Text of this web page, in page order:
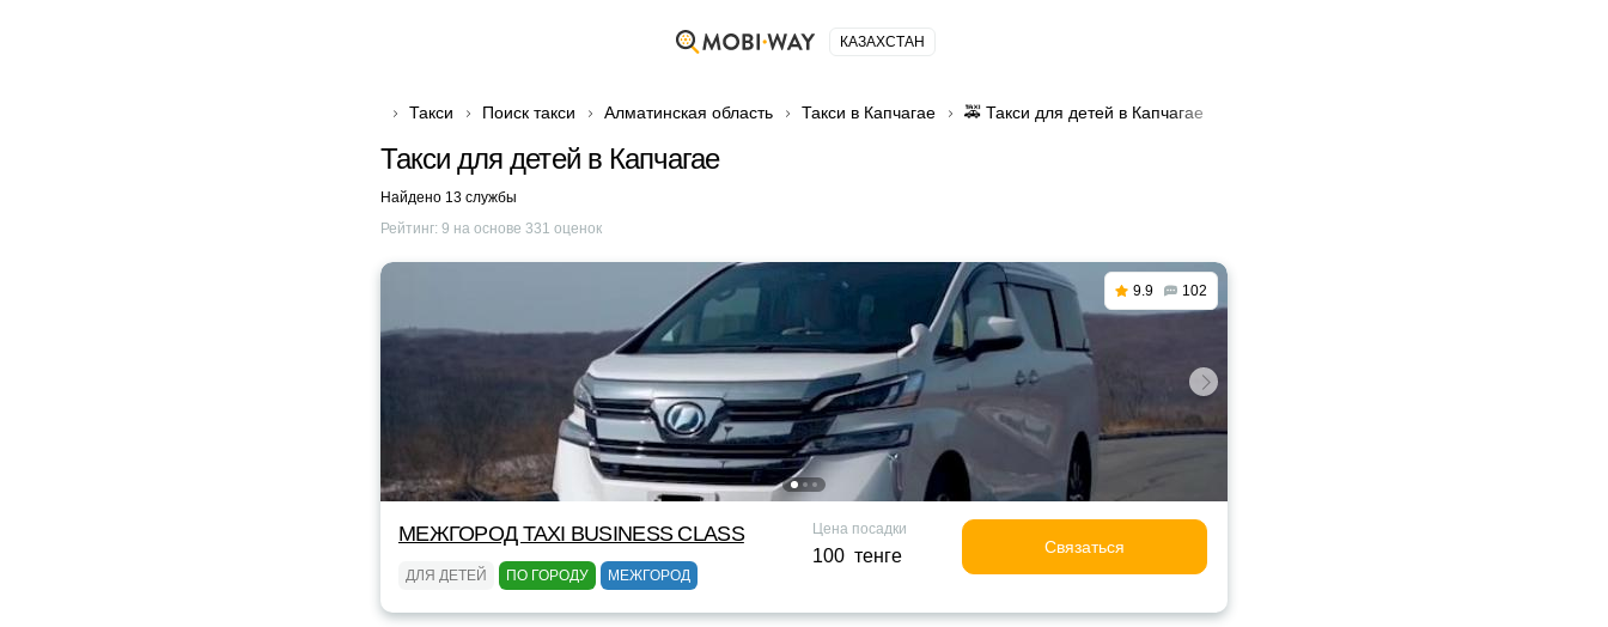
КАЗАХСТАН
Такси Поиск такси Алматинская область Такси в Капчагае 🚕 Такси для детей в Капчагае
Такси для детей в Капчагае
Найдено 13 службы
Рейтинг: 9 на основе 331 оценок
9.9 102
МЕЖГОРОД TAXI BUSINESS CLASS
ДЛЯ ДЕТЕЙ ПО ГОРОДУ МЕЖГОРОД
Цена посадки
100 тенге Связаться